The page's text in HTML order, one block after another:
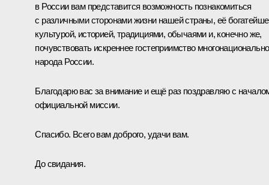
в России вам представится возможность познакомиться
с различными сторонами жизни нашей страны, её
культурой, историей, традициями, обычаями и, конечно же,
почувствовать искреннее гостеприимство
народа России.
Благодарю вас за внимание и ещё раз поздравляю с
официальной миссии.
Спасибо. Всего вам доброго, удачи вам.
До свидания.